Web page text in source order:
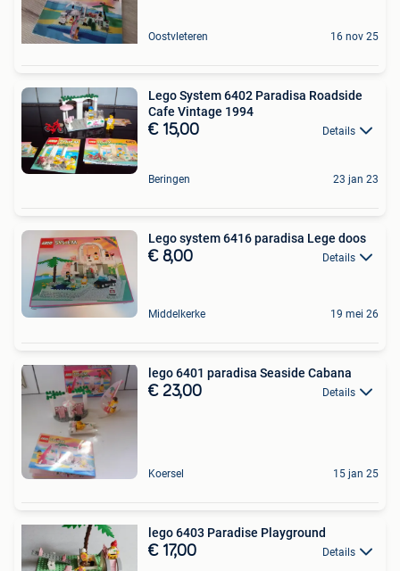
Oostvleteren 16 nov 25
Lego System 6402 Paradisa Roadside
Cafe Vintage 1994
€ 15,00 Details
Beringen 23 jan 23
Lego system 6416 paradisa Lege doos
€ 8,00 Details
Middelkerke 19 mei 26
lego 6401 paradisa Seaside Cabana
€ 23,00 Details
Koersel 15 jan 25
lego 6403 Paradise Playground
€ 17,00 Details